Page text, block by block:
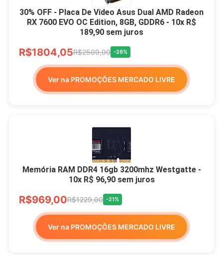
30% OFF - Placa De Vídeo Asus Dual AMD Radeon
RX 7600 EVO OC Edition, 8GB, GDDR6 - 10x R$
189,90 sem juros
R$1804,05R$2509,00 -28%
Ver na PROMOÇÕES MERCADO LIVRE
Memória RAM DDR4 16gb 3200mhz Westgatte -
10x R$ 96,90 sem juros
R$969,00R$1229,00 -21%
Ver na PROMOÇÕES MERCADO LIVRE